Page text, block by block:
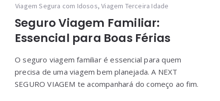
Viagem Segura com Idosos,Viagem Terceira Idade
Seguro Viagem Familiar:
Essencial para Boas Férias
O seguro viagem familiar é essencial para quem
precisa de uma viagem bem planejada. A NEXT
SEGURO VIAGEM te acompanhará do começo ao fim.